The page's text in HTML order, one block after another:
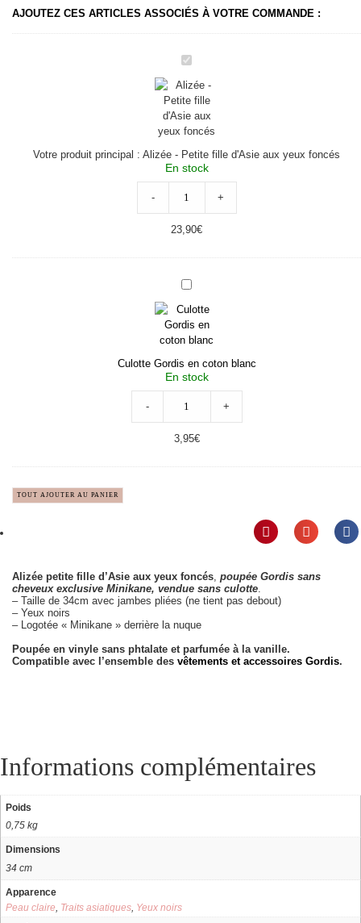
AJOUTEZ CES ARTICLES ASSOCIÉS À VOTRE COMMANDE :
Alizée
Petite
fille
d'Asie
aux
yeux
foncés
Votre produit principal : Alizée - Petite fille d'Asie aux yeux foncés
En stock
- +
23,90€
Culotte
en
coton
blanc
Culotte Gordis en coton blanc
En stock
- +
3,95€
TOUT AJOUTER AU PANIER
Alizée petite fille d’Asie aux yeux foncés, poupée Gordis sans
cheveux exclusive Minikane, vendue sans culotte.
– Taille de 34cm avec jambes pliées (ne tient pas debout)
– Yeux noirs
– Logotée « Minikane » derrière la nuque
Poupée en vinyle sans phtalate et parfumée à la vanille.
Compatible avec l’ensemble des vêtements et accessoires Gordis.
Informations complémentaires
Poids
0,75 kg
Dimensions
34 cm
Apparence
Peau claire
Traits asiatiques, Yeux noirs